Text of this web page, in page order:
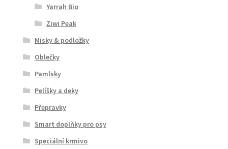
Yarrah Bio
Ziwi Peak
Misky & podložky
Oblečky
Pamlsky
Pelíšky a deky
Přepravky
Smart doplňky pro psy
Speciální krmivo